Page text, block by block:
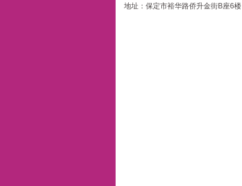
地址：保定市裕华路侨升金街B座6楼